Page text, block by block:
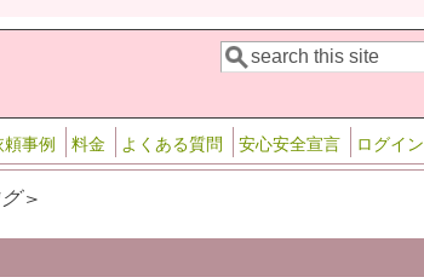
検索フォーム
検索
事例 料金 よくある質問 安心安全宣言 ログイン
>